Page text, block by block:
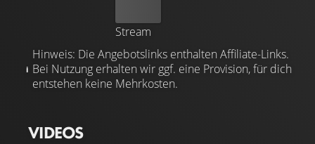
Stream
Hinweis: Die Angebotslinks enthalten Affiliate-Links.
Bei Nutzung erhalten wir ggf. eine Provision, für dich
entstehen keine Mehrkosten.
VIDEOS